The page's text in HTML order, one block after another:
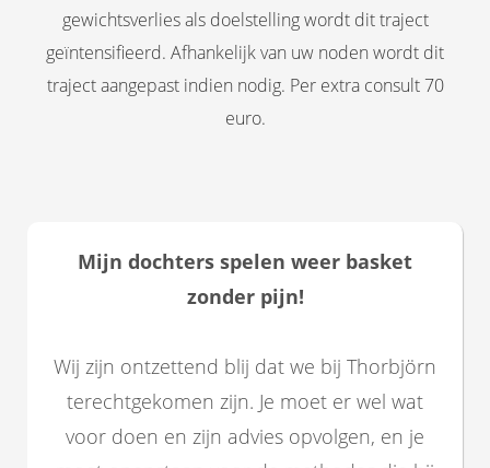
gewichtsverlies als doelstelling wordt dit traject
geïntensifieerd. Afhankelijk van uw noden wordt dit
traject aangepast indien nodig. Per extra consult 70
euro.
Mijn dochters spelen weer basket
zonder pijn!
Wij zijn ontzettend blij dat we bij Thorbjörn
terechtgekomen zijn. Je moet er wel wat
voor doen en zijn advies opvolgen, en je